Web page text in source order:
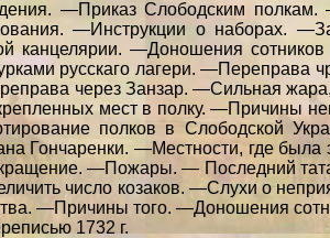
—Приказ Слободским полкам.
—Инструкции о наборах.
—Доношения сотников
русскаго лагери. —Переправа
через Занзар. —Сильная
мест в полку. —Причины
полков в Слободской
Гончаренки. —Местности, где была
—Пожары. — Последний
число козаков. —Слухи о
—Причины того. —Доношения
1732 г.